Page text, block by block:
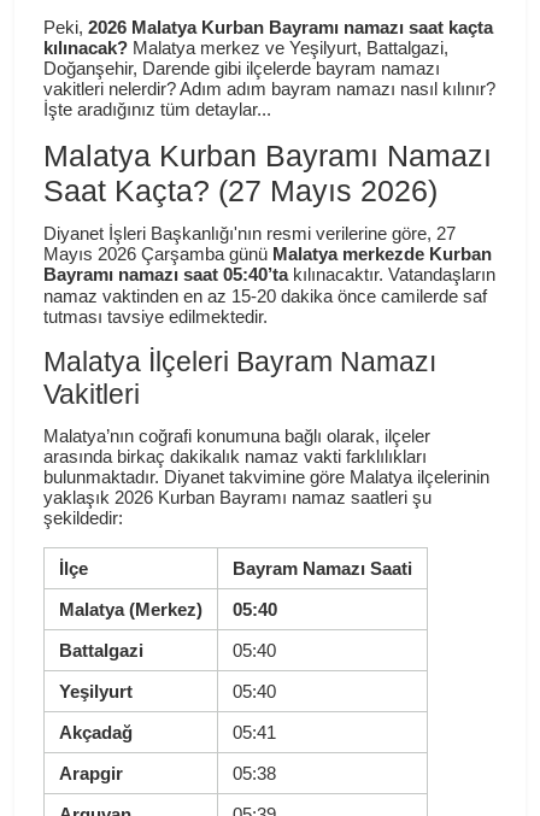
Peki, 2026 Malatya Kurban Bayramı namazı saat kaçta
kılınacak? Malatya merkez ve Yeşilyurt, Battalgazi,
Doğanşehir, Darende gibi ilçelerde bayram namazı
vakitleri nelerdir? Adım adım bayram namazı nasıl kılınır?
İşte aradığınız tüm detaylar...
Malatya Kurban Bayramı Namazı
Saat Kaçta? (27 Mayıs 2026)
Diyanet İşleri Başkanlığı'nın resmi verilerine göre, 27
Mayıs 2026 Çarşamba günü Malatya merkezde Kurban
Bayramı namazı saat 05:40’takılınacaktır. Vatandaşların
namaz vaktinden en az 15-20 dakika önce camilerde saf
tutması tavsiye edilmektedir.
Malatya İlçeleri Bayram Namazı
Vakitleri
Malatya’nın coğrafi konumuna bağlı olarak, ilçeler
arasında birkaç dakikalık namaz vakti farklılıkları
bulunmaktadır. Diyanet takvimine göre Malatya ilçelerinin
yaklaşık 2026 Kurban Bayramı namaz saatleri şu
şekildedir:
İlçe
Bayram Namazı Saati
Malatya (Merkez)
05:40
Battalgazi
05:40
Yeşilyurt
05:40
Akçadağ
05:41
Arapgir
05:38